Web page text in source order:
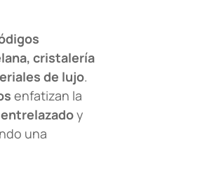
cristalería
de lujo.
enfatizan la
y
una